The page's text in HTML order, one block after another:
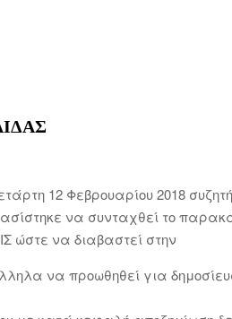
12 Φεβρουαρίου 2018
να συνταχθεί το
ώστε να διαβαστεί στην
να προωθηθεί για